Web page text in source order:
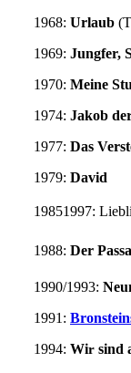
1968: Urlaub
1969: Jungfer,
1970: Meine
1974: Jakob
1977: Das
1979: David
19851997:
1988: Der
1990/1993:
1991:
1994: Wir sind